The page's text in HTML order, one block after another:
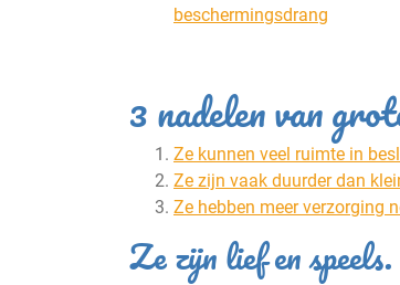
beschermingsdrang
3 nadelen van
Ze kunnen veel ruimte in
Ze zijn vaak duurder dan
Ze hebben meer verzorging
Ze zijn lief en speels.